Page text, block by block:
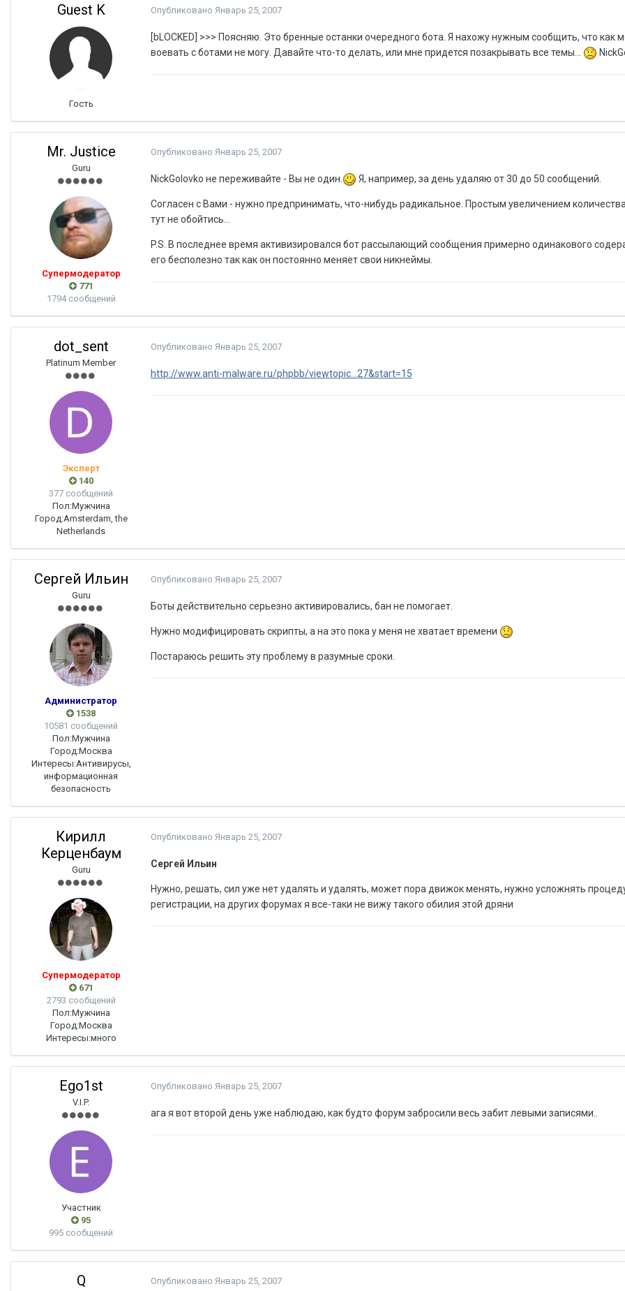
Guest K
Гость
Опубликовано Январь 25, 2007
[bLOCKED] >>> Поясняю. Это бренные останки очередного бота. Я нахожу нужным сообщить, что как
воевать с ботами не могу. Давайте что-то делать, или мне придется позакрывать все темы...
Mr. Justice
Guru
Супермодератор
771
1794 сообщений
Опубликовано Январь 25, 2007
NickGolovko не переживайте - Вы не один. Я, например, за день удаляю от 30 до 50 сообщений.
Согласен с Вами - нужно предпринимать, что-нибудь радикальное. Простым увеличением
тут не обойтись...
P.S. В последнее время активизировался бот рассылающий сообщения примерно одинакового
его бесполезно так как он постоянно меняет свои никнеймы.
dot_sent
Platinum Member
Эксперт
140
377 сообщений
Пол:Мужчина
Город:Amsterdam, the
Netherlands
Опубликовано Январь 25, 2007
http://www.anti-malware.ru/phpbb/viewtopic...27&start=15
Сергей Ильин
Guru
Администратор
1538
10581 сообщений
Пол:Мужчина
Город:Москва
Интересы:Антивирусы,
информационная
безопасность
Опубликовано Январь 25, 2007
Боты действительно серьезно активировались, бан не помогает.
Нужно модифицировать скрипты, а на это пока у меня не хватает времени
Постараюсь решить эту проблему в разумные сроки.
Кирилл
Керценбаум
Guru
Супермодератор
671
2793 сообщений
Пол:Мужчина
Город:Москва
Интересы:много
Опубликовано Январь 25, 2007
Сергей Ильин
Нужно, решать, сил уже нет удалять и удалять, может пора движок менять, нужно усложнять
регистрации, на других форумах я все-таки не вижу такого обилия этой дряни
Ego1st
V.I.P.
Участник
95
995 сообщений
Опубликовано Январь 25, 2007
ага я вот второй день уже наблюдаю, как будто форум забросили весь забит левыми записями..
Q Опубликовано Январь 25, 2007